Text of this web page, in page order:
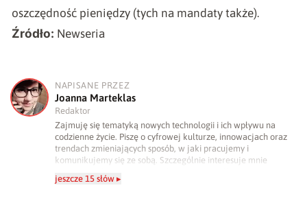
oszczędność pieniędzy (tych na mandaty także).
Źródło: Newseria
J
NAPISANE PRZEZ
Joanna Marteklas
Redaktor
Zajmuję się tematyką nowych technologii i ich wpływu na
codzienne życie. Piszę o cyfrowej kulturze, innowacjach oraz
trendach zmieniających sposób, w jaki pracujemy i
komunikujemy się ze sobą. Szczególnie interesuje mnie
popkulturą. W wolnych chwilach zakopuję się w książkach i
jeszcze 15 słów ▸